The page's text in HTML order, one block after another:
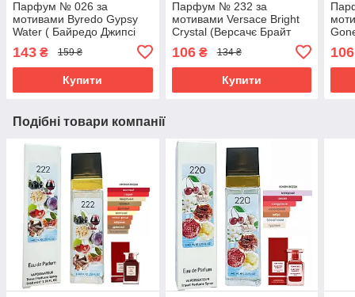
Парфум № 026 за
мотивами Byredo Gypsy
Water ( Байредо Джипсі
143 ₴ 159 ₴
Купити
Парфум № 232 за
мотивами Versace Bright
Crystal (Версачє Брайт
106₴ 134 ₴
Купити
106
Подібні товари компанії